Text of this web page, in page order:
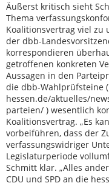
Äußerst kritisch sieht
Thema
Koalitionsvertrag viel zu
der dbb-
korrespondieren
getroffenen konkreten
Aussagen in den
die dbb-Wahlprüfsteine
hessen.de/aktuelles/
parteien/ ) wesentlich
Koalitionsvertrag. „Es
vorbeiführen, dass der
verfassungswidriger
Legislaturperiode
Schmitt klar. „Alles
CDU und SPD an die